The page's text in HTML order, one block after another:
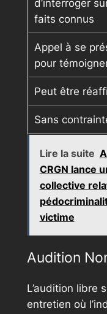
d’interroger
faits connus
Appel à se
pour
Peut être
Sans
Lire la suite
CRGN lance
collective
victime
Audition
L’audition libre
entretien où